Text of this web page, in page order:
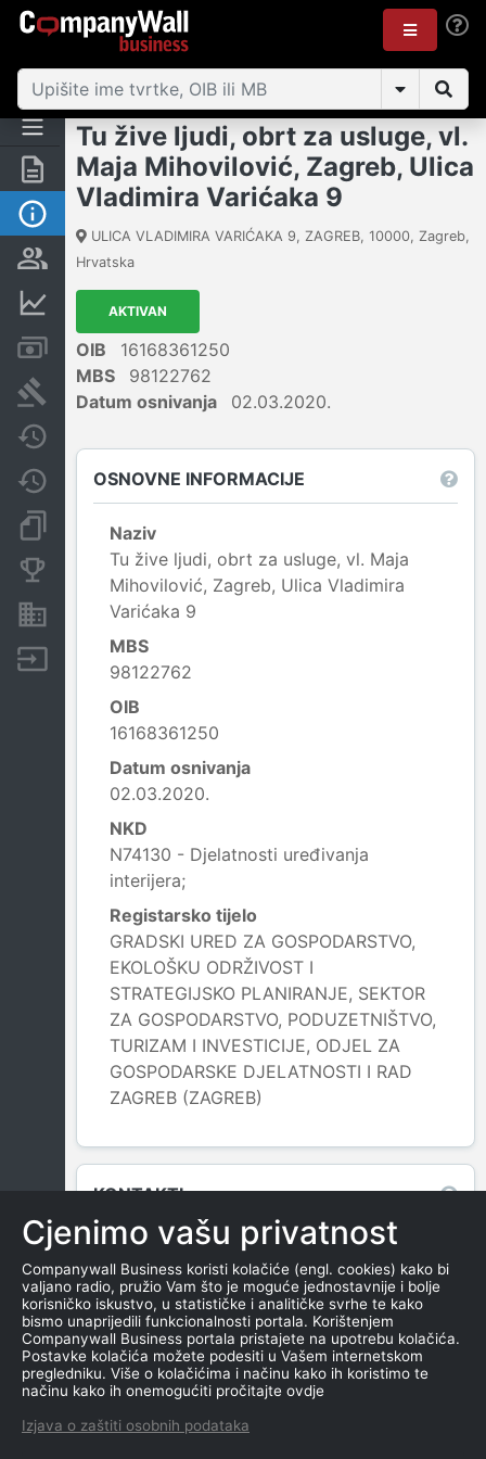
Sažetak
Osnovne informacije
Osobe i vlasništvo
Financijski podaci
Računi i blokade
Sudske objave
Promjene
Dokumenti i objave
Konkurentske tvrtke
Nekretnine i imovina
Tu žive ljudi, obrt za usluge, vl.
Maja Mihovilović, Zagreb, Ulica
Vladimira Varićaka 9
ULICA VLADIMIRA VARIĆAKA 9, ZAGREB, 10000, Zagreb,
Hrvatska
AKTIVAN
OIB
16168361250
MBS
98122762
Datum osnivanja
02.03.2020.
OSNOVNE INFORMACIJE
Naziv
Tu žive ljudi, obrt za usluge, vl. Maja
Mihovilović, Zagreb, Ulica Vladimira
Varićaka 9
MBS
98122762
OIB
16168361250
Datum osnivanja
02.03.2020.
NKD
N74130 - Djelatnosti uređivanja
interijera;
Registarsko tijelo
GRADSKI URED ZA GOSPODARSTVO,
EKOLOŠKU ODRŽIVOST I
STRATEGIJSKO PLANIRANJE, SEKTOR
ZA GOSPODARSTVO, PODUZETNIŠTVO,
TURIZAM I INVESTICIJE, ODJEL ZA
GOSPODARSKE DJELATNOSTI I RAD
ZAGREB (ZAGREB)
Leaflet|© OpenStreetMap contributors
KONTAKTI
TEL
0989089523
E-MAIL
mihovilovic.maja@gmail.com
WEB
-
Cjenimo vašu privatnost
Companywall Business koristi kolačiće (engl. cookies) kako bi
valjano radio, pružio Vam što je moguće jednostavnije i bolje
korisničko iskustvo, u statističke i analitičke svrhe te kako
bismo unaprijedili funkcionalnosti portala. Korištenjem
Companywall Business portala pristajete na upotrebu kolačića.
Postavke kolačića možete podesiti u Vašem internetskom
pregledniku. Više o kolačićima i načinu kako ih koristimo te
načinu kako ih onemogućiti pročitajte ovdje
Izjava o zaštiti osobnih podataka